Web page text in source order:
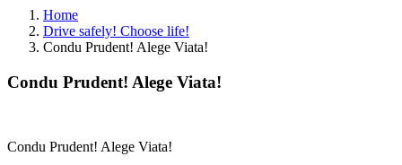
Home
Drive safely! Choose life!
Condu Prudent! Alege Viata!
Condu Prudent! Alege Viata!
Condu Prudent! Alege Viata!